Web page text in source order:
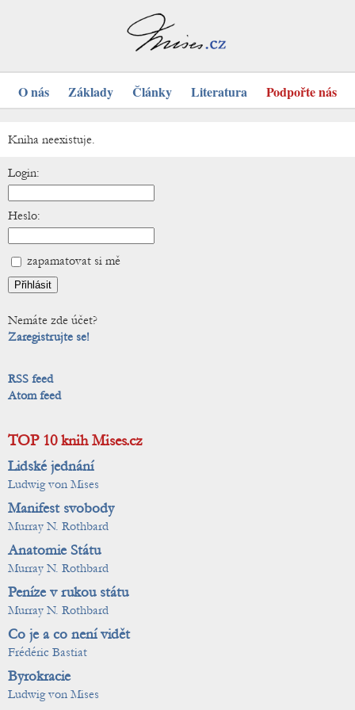
O nás Základy Články Literatura Podpořte nás
Kniha neexistuje.
Login:
Heslo:
zapamatovat si mě
Nemáte zde účet?
Zaregistrujte se!
RSS feed
Atom feed
TOP 10 knih Mises.cz
Lidské jednání
Ludwig von Mises
Manifest svobody
Murray N. Rothbard
Anatomie Státu
Murray N. Rothbard
Peníze v rukou státu
Murray N. Rothbard
Co je a co není vidět
Frédéric Bastiat
Byrokracie
Ludwig von Mises